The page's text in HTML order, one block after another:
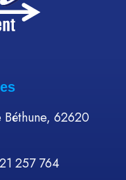
Béthune, 62620
257 764